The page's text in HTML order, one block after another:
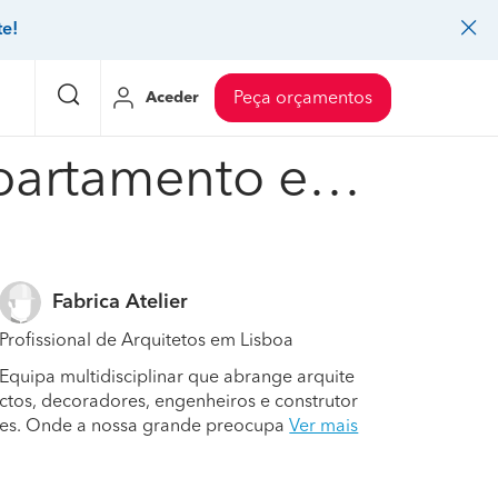
Controlo de pragas
Sistemas de segurança
Faz tudo
Gesso cartonado
Carpintaria e marcenaria
Pintura
Canalização
Limpeza
Preço Controlo de pragas
Preço Pavimentos
Preço Coberturas e telhados
Aceder Peça orçamentos
Fotoremodelacao e decoracao de apartamento em oeiras #1755
Fabrica Atelier
Profissional de Arquitetos em Lisboa
Equipa multidisciplinar que abrange arquite
ctos, decoradores, engenheiros e construtor
es. Onde a nossa grande preocupa Ver mais